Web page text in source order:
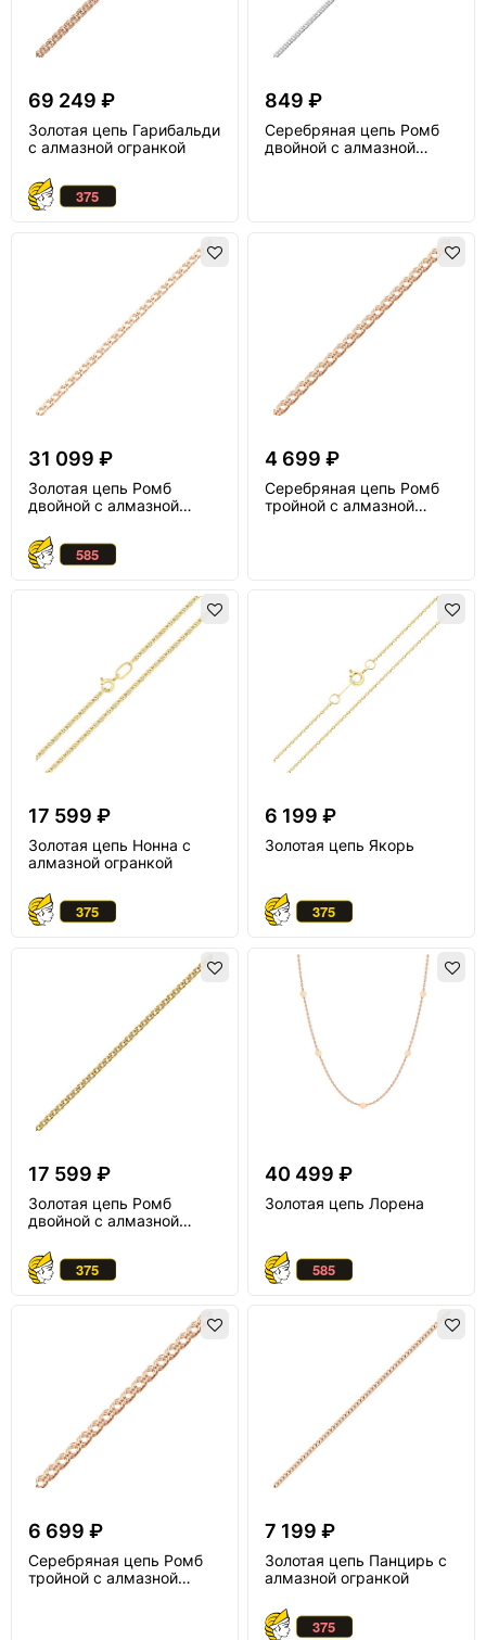
69 249 ₽
Золотая цепь Гарибальди
с алмазной огранкой
849 ₽
Серебряная цепь Ромб
двойной с алмазной
31 099 ₽
Золотая цепь Ромб
двойной с алмазной
4 699 ₽
Серебряная цепь Ромб
тройной с алмазной
17 599 ₽
Золотая цепь Нонна с
алмазной огранкой
6 199 ₽
Золотая цепь Якорь
17 599 ₽
Золотая цепь Ромб
двойной с алмазной
40 499 ₽
Золотая цепь Лорена
6 699 ₽
Серебряная цепь Ромб
тройной с алмазной
7 199 ₽
Золотая цепь Панцирь с
алмазной огранкой